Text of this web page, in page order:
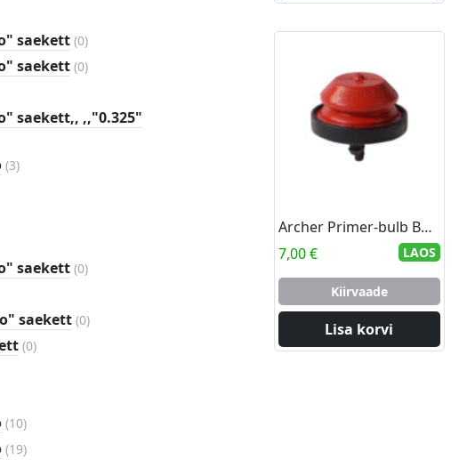
saekett (00)
saekett (00)
saekett,, ,,"0.325"
(33)
saekett (00)
saekett (00)
(00)
(1010
)
(1919
)
Archer Primer-bulb B&S / Tecumseh
7,00€ LAOS
Kiirvaade
Lisa korvi